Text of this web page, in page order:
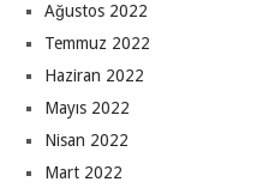
Ağustos 2022
Temmuz 2022
Haziran 2022
Mayıs 2022
Nisan 2022
Mart 2022